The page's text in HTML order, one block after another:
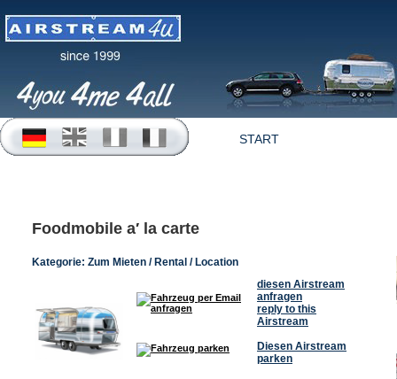
START
Foodmobile a′ la carte
Kategorie: Zum Mieten / Rental / Location
diesen Airstream
anfragen
reply to this
Airstream
Diesen Airstream
parken